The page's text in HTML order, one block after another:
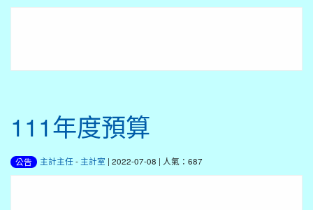
111年度預算
公告 主計主任- 主計室 | 2022-07-08 | 人氣：687